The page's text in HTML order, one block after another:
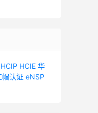
HCIP HCIE 华
帽认证 eNSP